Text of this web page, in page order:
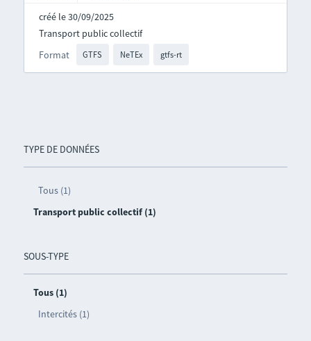
TYPE DE DONNÉES
Tous (1)
Transport public collectif (1)
SOUS-TYPE
Tous (1)
Intercités (1)
créé le 30/09/2025
Format GTFS NeTEx gtfs-rt
Transport public collectif